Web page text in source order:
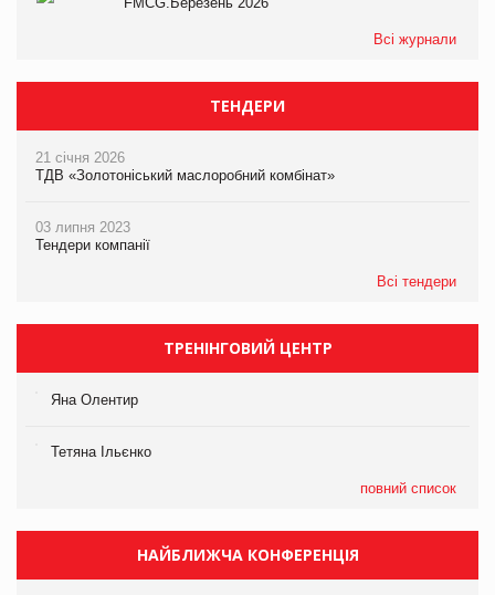
Всі журнали
ТЕНДЕРИ
21 січня 2026
ТДВ «Золотоніський маслоробний комбінат»
03 липня 2023
Тендери компанії
Всі тендери
ТРЕНІНГОВИЙ ЦЕНТР
Яна Олентир
Тетяна Ільєнко
повний список
НАЙБЛИЖЧА КОНФЕРЕНЦІЯ